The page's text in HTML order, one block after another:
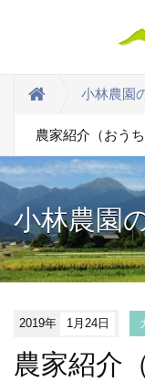
小林農園
農家紹介（おうち
小林農園
2019年 1月24日
農家紹介